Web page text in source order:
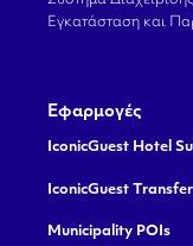
Εγκατάσταση και
Εφαρμογές
IconicGuest Hotel
IconicGuest Transfer
Municipality POIs